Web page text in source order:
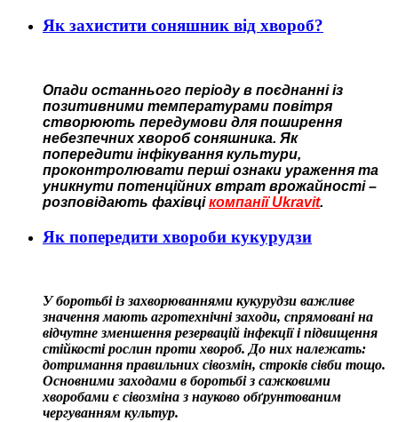
Як захистити соняшник від хвороб?
Опади останнього періоду в поєднанні із
позитивними температурами повітря
створюють передумови для поширення
небезпечних хвороб соняшника. Як
попередити інфікування культури,
проконтролювати перші ознаки ураження та
уникнути потенційних втрат врожайності –
розповідають фахівцікомпанії Ukravit.
Як попередити хвороби кукурудзи
У боротьбі із захворюваннями кукурудзи важливе
значення мають агротехнічні заходи, спрямовані на
відчутне зменшення резервацій інфекції і підвищення
стійкості рослин проти хвороб. До них належать:
дотримання правильних сівозмін, строків сівби тощо.
Основними заходами в боротьбі з сажковими
хворобами є сівозміна з науково обґрунтованим
чергуванням культур.